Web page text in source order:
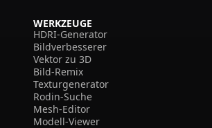
WERKZEUGE
HDRI-Generator
Bildverbesserer
Vektor zu 3D
Bild-Remix
Texturgenerator
Rodin-Suche
Mesh-Editor
Modell-Viewer